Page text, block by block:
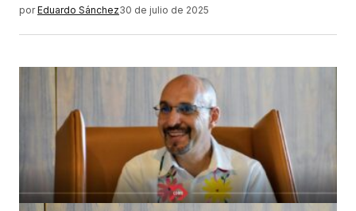
por Eduardo Sánchez30 de julio de 2025